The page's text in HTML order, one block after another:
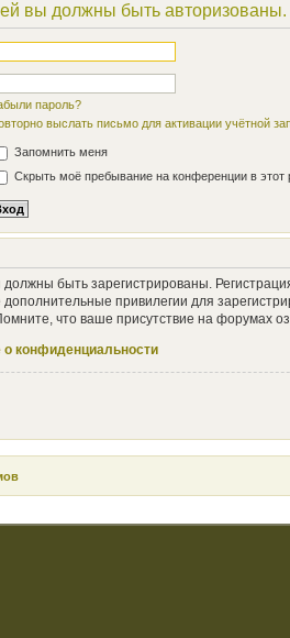
вы должны быть авторизованы.
пароль?
выслать письмо для активации учётной
Запомнить меня
Скрыть моё пребывание на конференции в этот
быть зарегистрированы.
привилегии для
что ваше присутствие на форумах
конфиденциальности